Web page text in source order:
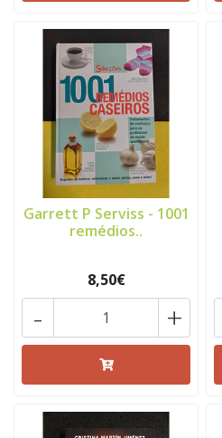
Garrett P Serviss - 1001
remédios..
8,50€
+
-